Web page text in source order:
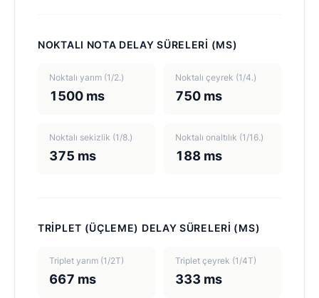
NOKTALI NOTA DELAY SÜRELERI (MS)
Noktalı yarım (1/2.)
1500 ms
Noktalı çeyrek (1/4.)
750 ms
Noktalı sekizlik (1/8.)
375 ms
Noktalı onaltılık (1/16.)
188 ms
TRIPLET (ÜÇLEME) DELAY SÜRELERI (MS)
Triplet yarım (1/2T)
667 ms
Triplet çeyrek (1/4T)
333 ms